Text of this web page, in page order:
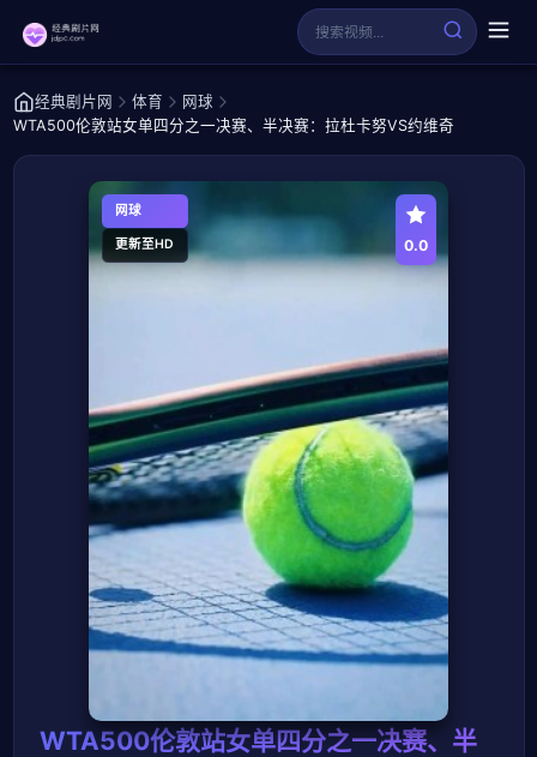
经典剧片网 体育
网球
WTA500伦敦站女单四分之一决赛、半决赛：拉杜卡努VS约维奇
网球
更新至HD 0.0
WTA500伦敦站女单四分之一决赛、半